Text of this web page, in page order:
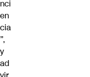
nci
en
cia
”,
y
ad